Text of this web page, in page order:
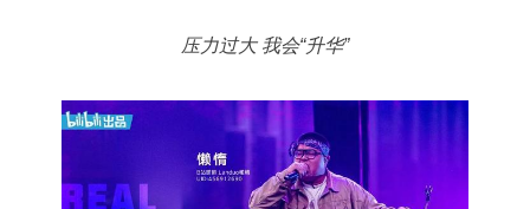
压力过大 我会“升华”